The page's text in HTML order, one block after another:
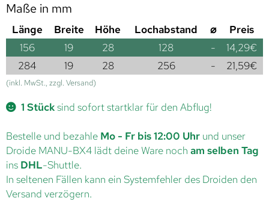
Maße in mm
Länge Breite Höhe Lochabstand ⌀
Preis
156
19 28 128 - 14,29€
284
19 28 256 - 21,59€
(inkl. MwSt., zzgl. Versand)
1 Stücksind sofort startklar für den Abflug!
Bestelle und bezahle Mo - Fr bis 12:00 Uhr und unser
Droide MANU-BX4 lädt deine Ware noch am selben Tag
ins DHL-Shuttle.
In seltenen Fällen kann ein Systemfehler des Droiden den
Versand verzögern.